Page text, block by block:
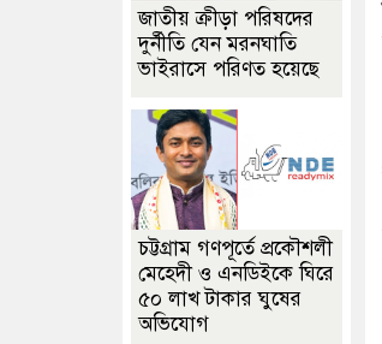
জাতীয় ক্রীড়া পরিষদের
দুর্নীতি যেন মরনঘাতি
ভাইরাসে পরিণত হয়েছে
চট্টগ্রাম গণপূর্তে প্রকৌশলী
মেহেদী ও এনডিইকে ঘিরে
৫০ লাখ টাকার ঘুষের
অভিযোগ